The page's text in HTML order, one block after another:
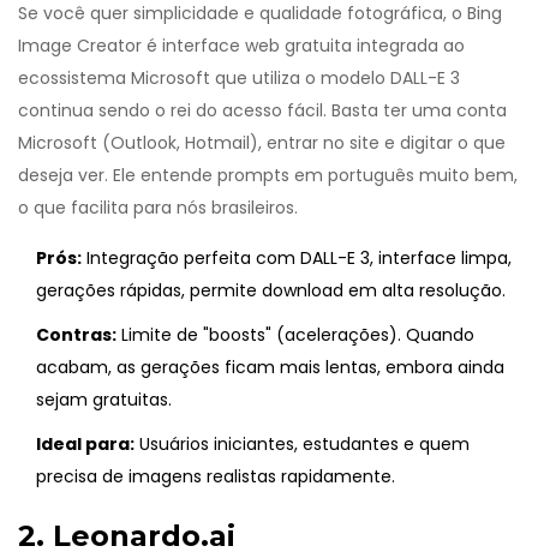
Se você quer simplicidade e qualidade fotográfica, o Bing
Image Creator é interface web gratuita integrada ao
ecossistema Microsoft que utiliza o modelo DALL-E 3
continua sendo o rei do acesso fácil. Basta ter uma conta
Microsoft (Outlook, Hotmail), entrar no site e digitar o que
deseja ver. Ele entende prompts em português muito bem,
o que facilita para nós brasileiros.
Prós: Integração perfeita com DALL-E 3, interface limpa,
gerações rápidas, permite download em alta resolução.
Contras: Limite de "boosts" (acelerações). Quando
acabam, as gerações ficam mais lentas, embora ainda
sejam gratuitas.
Ideal para: Usuários iniciantes, estudantes e quem
precisa de imagens realistas rapidamente.
2. Leonardo.ai